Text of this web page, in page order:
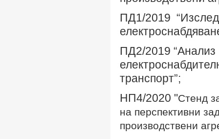
ПД1/2019
ПД2/2019 “Анализ
транспорт”;
НП4/2020 "Стенд
на перспективни
производствени